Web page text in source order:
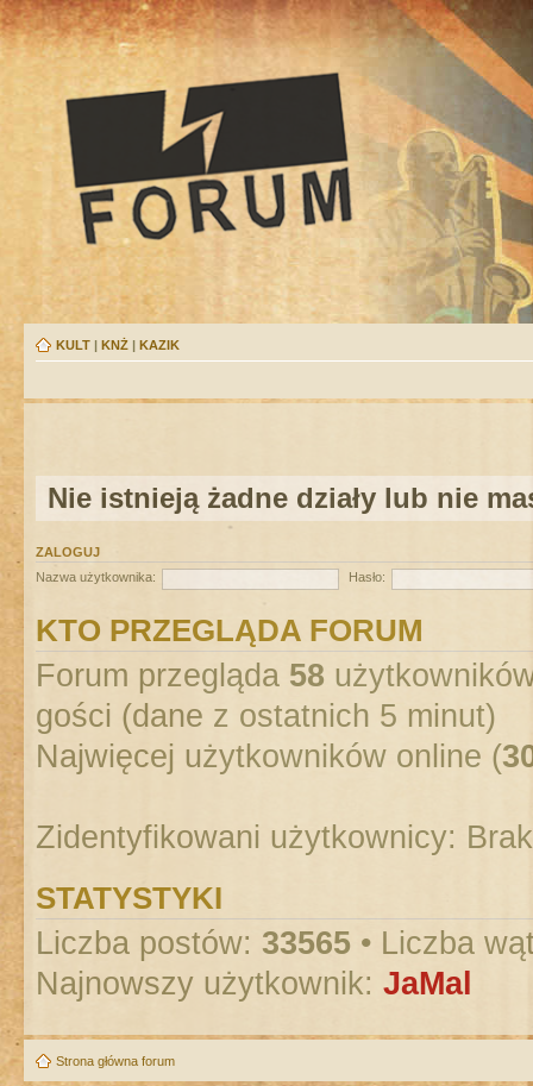
KULT | KNŻ | KAZIK
Nie istnieją żadne działy lub nie
ZALOGUJ
Nazwa użytkownika:
Hasło:
KTO PRZEGLĄDA FORUM
Forum przegląda 58
gości (dane z ostatnich 5 minut)
Najwięcej użytkowników online (
Zidentyfikowani użytkownicy:
STATYSTYKI
Liczba postów: 33565 • Liczba
Najnowszy użytkownik: JaMal
Strona główna forum